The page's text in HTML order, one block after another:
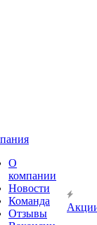
О
компании
Новости
Команда
Отзывы